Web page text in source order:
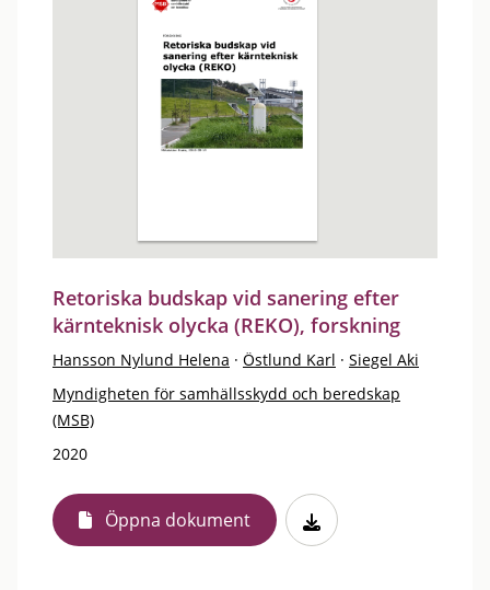
Retoriska budskap vid sanering efter
kärnteknisk olycka (REKO), forskning
Hansson Nylund Helena · Östlund Karl · Siegel Aki
Myndigheten för samhällsskydd och beredskap
(MSB)
2020
Öppna dokument